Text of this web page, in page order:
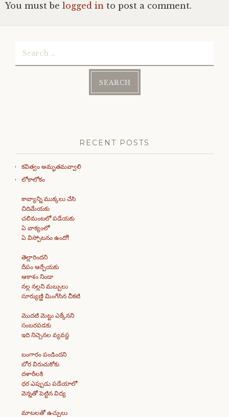
You must be logged in to post a comment.
RECENT POSTS
కవిత్వం అమృతమవ్వాలి
లోకాలోకం
కావ్యాన్ని ముక్కలు చేసి
చిదిమేయకు
చలిమంటలో పడేయకు
ఏ వాక్యంలో
ఏ విస్పోటనం ఉందో!
తెల్లారిందని
దీపం ఆర్పేయకు
ఆకాశం నిండా
నల్ల నల్లని మబ్బులు
సూర్యుణ్ణి మింగేసిన చీకటి
మొదటి మెట్టు ఎక్కేనని
సంబరపడకు
ఇది నిచ్చెనల వ్యవస్థ
బంగారం పండిందని
బోర విరుచుకోకు
దళారీలకి
ధర ఎప్పుడు పడేయాలో
వెన్నతో పెట్టిన విద్య
మాటలతో ఉచ్చులు